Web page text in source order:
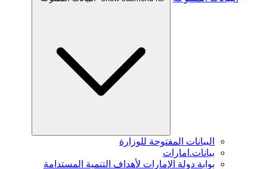
البيانات المفتوحة للوزارة
بيانات.امارات
بوابة دولة الإمارات لأهداف التنمية المستدامة